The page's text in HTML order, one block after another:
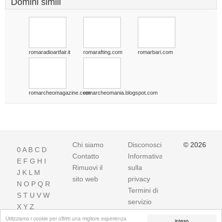
Utilizziamo i cookie per offrirti una migliore esperienza
Domini simili
romaradioartfair.it romarafting.com romarbari.com
romarcheomagazine.comromarcheomania.blogspot.com
0A B C D
E F G H I
J K L M
N O P Q R
S T U V W
X Y Z
Chi siamo
Contatto
Rimuovi il
sito web
Disconoscimento
Informativa
sulla
privacy
Termini di
servizio
© 2026